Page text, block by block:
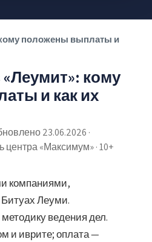
положены выплаты и
кому
и как их
23.06.2026 ·
«Максимум» · 10+
компаниями,
Леуми.
ведения дел.
и иврите; оплата —